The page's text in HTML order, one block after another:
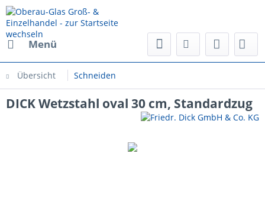
Menü
Übersicht Schneiden
DICK Wetzstahl oval 30 cm, Standardzug